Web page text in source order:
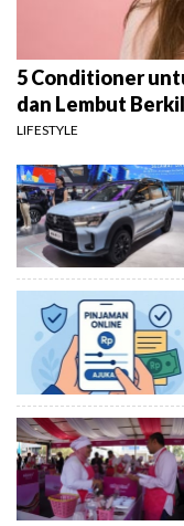
5 Conditioner
dan Lembut
LIFESTYLE